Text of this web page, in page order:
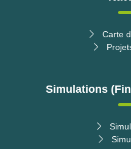
Carte
Simulations